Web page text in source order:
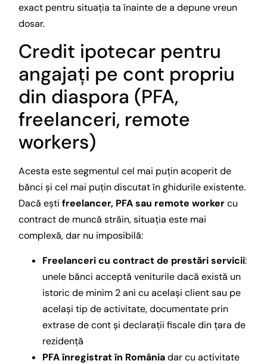
exact pentru situația ta înainte de a depune vreun
dosar.
Credit ipotecar pentru
angajați pe cont propriu
din diaspora (PFA,
freelanceri, remote
workers)
Acesta este segmentul cel mai puțin acoperit de
bănci și cel mai puțin discutat în ghidurile existente.
Dacă eștifreelancer, PFA sau remote workercu
contract de muncă străin, situația este mai
complexă, dar nu imposibilă:
Freelanceri cu contract de prestări servicii:
unele bănci acceptă veniturile dacă există un
istoric de minim 2 ani cu același client sau pe
același tip de activitate, documentate prin
extrase de cont și declarații fiscale din țara de
rezidență
PFA înregistrat în Româniadar cu activitate